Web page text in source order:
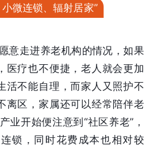
微连锁、辐射居家”
意走进养老机构的情况，如果
医疗也不便捷，老人就会更加
活不能自理，而家人又照护不
离区，家属还可以经常陪伴老
业开始便注意到“社区养老”，
锁，同时花费成本也相对较